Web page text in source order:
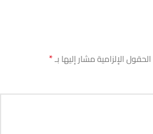
الحقول الإلزامية مشار إليها بـ*